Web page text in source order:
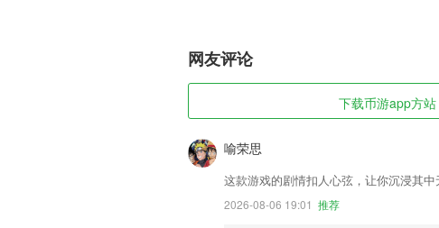
网友评论
下载币游app方
喻荣思
这款游戏的剧情扣人心弦，让你沉浸其中
2026-08-06 19:01 推荐